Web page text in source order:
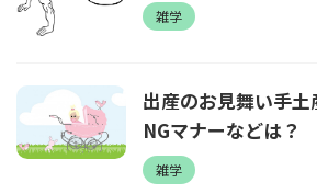
雑学
出産のお見舞い手土
NGマナーなどは？
雑学